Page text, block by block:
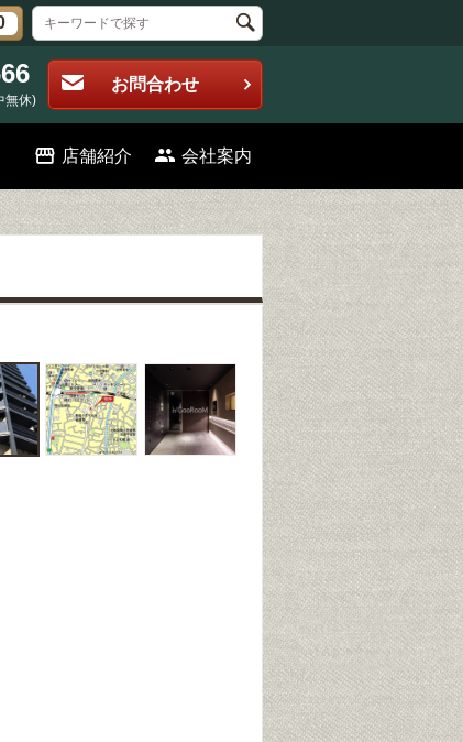
無休)
お問合わせ
店舗紹介 会社案内